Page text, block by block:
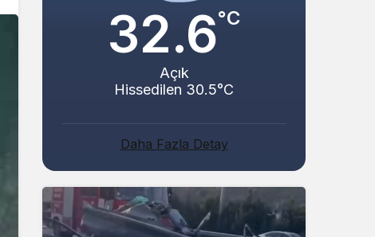
32.6°C
Açık
Hissedilen 30.5°C
Daha Fazla Detay